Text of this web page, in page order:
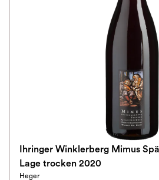
Ihringer Winklerberg Mimus
Lage trocken 2020
Heger